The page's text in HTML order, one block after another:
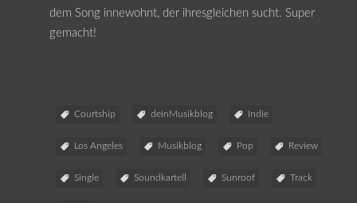
dem Song innewohnt, der ihresgleichen sucht. Super
gemacht!
Courtship deinMusikblog Indie
Los Angeles Musikblog Pop Review
Single Soundkartell Sunroof Track